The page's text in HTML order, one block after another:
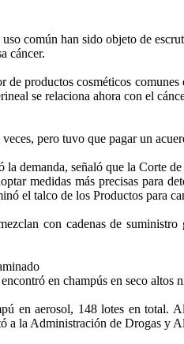
común han sido objeto de
cáncer.
de productos cosméticos
se relaciona ahora con el
pero tuvo que pagar un
demanda, señaló que la Corte
medidas más precisas para
el talco de los Productos para
con cadenas de
en champús en seco altos
en aerosol, 148 lotes en total.
a la Administración de Drogas y